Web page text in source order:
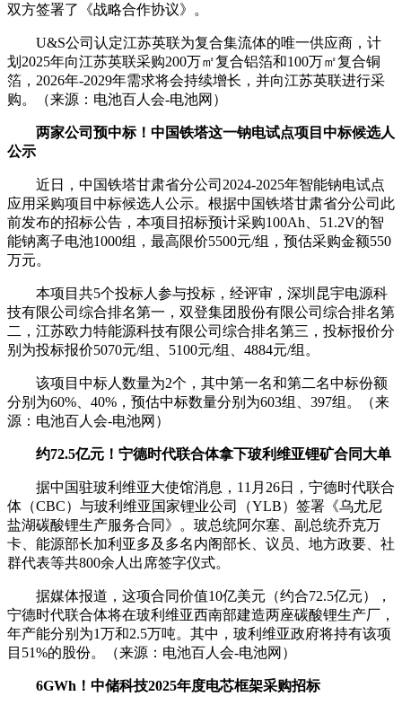
双方签署了《战略合作协议》。
U&S公司认定江苏英联为复合集流体的唯一供应商，计
划2025年向江苏英联采购200万㎡复合铝箔和100万㎡复合铜
箔，2026年-2029年需求将会持续增长，并向江苏英联进行采
购。（来源：电池百人会-电池网）
两家公司预中标！中国铁塔这一钠电试点项目中标候选人
公示
近日，中国铁塔甘肃省分公司2024-2025年智能钠电试点
应用采购项目中标候选人公示。根据中国铁塔甘肃省分公司此
前发布的招标公告，本项目招标预计采购100Ah、51.2V的智
能钠离子电池1000组，最高限价5500元/组，预估采购金额550
万元。
本项目共5个投标人参与投标，经评审，深圳昆宇电源科
技有限公司综合排名第一，双登集团股份有限公司综合排名第
二，江苏欧力特能源科技有限公司综合排名第三，投标报价分
别为投标报价5070元/组、5100元/组、4884元/组。
该项目中标人数量为2个，其中第一名和第二名中标份额
分别为60%、40%，预估中标数量分别为603组、397组。（来
源：电池百人会-电池网）
约72.5亿元！宁德时代联合体拿下玻利维亚锂矿合同大单
据中国驻玻利维亚大使馆消息，11月26日，宁德时代联合
体（CBC）与玻利维亚国家锂业公司（YLB）签署《乌尤尼
盐湖碳酸锂生产服务合同》。玻总统阿尔塞、副总统乔克万
卡、能源部长加利亚多及多名内阁部长、议员、地方政要、社
群代表等共800余人出席签字仪式。
据媒体报道，这项合同价值10亿美元（约合72.5亿元），
宁德时代联合体将在玻利维亚西南部建造两座碳酸锂生产厂，
年产能分别为1万和2.5万吨。其中，玻利维亚政府将持有该项
目51%的股份。（来源：电池百人会-电池网）
6GWh！中储科技2025年度电芯框架采购招标